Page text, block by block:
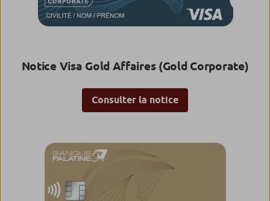
Notice Visa Gold Affaires (Gold Corporate)
Consulter la notice